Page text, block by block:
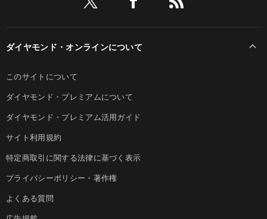
ダイヤモンド・オンラインについて
このサイトについて
ダイヤモンド・プレミアムについて
ダイヤモンド・プレミアム活用ガイド
サイト利用規約
特定商取引に関する法律に基づく表示
プライバシーポリシー・著作権
よくある質問